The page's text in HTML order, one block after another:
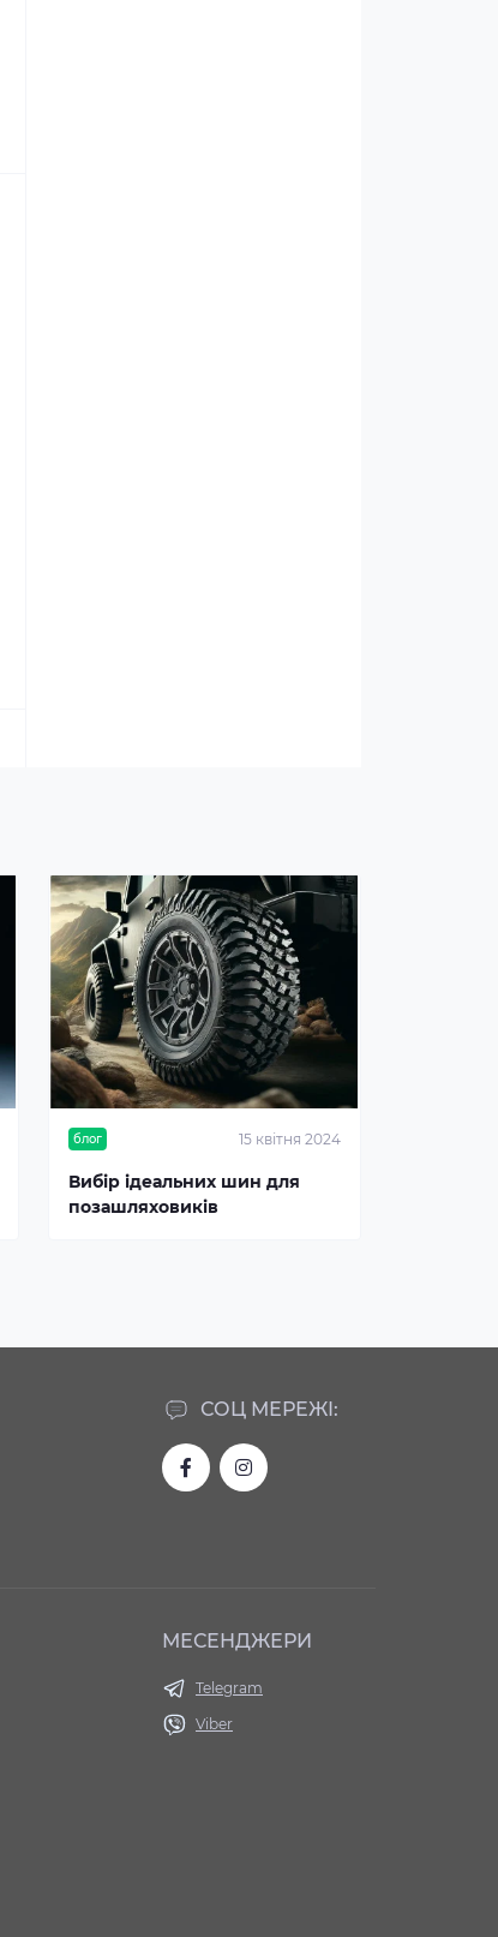
блог 15 квітня 2024
Вибір ідеальних шин для
позашляховиків
СОЦ МЕРЕЖІ:
МЕСЕНДЖЕРИ
Telegram
Viber